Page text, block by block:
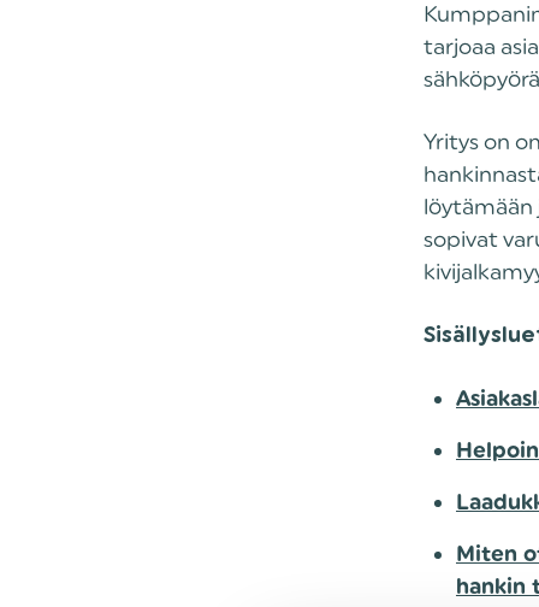
tarjoaa
Yritys on
löytämään
sopivat
Miten
hankin